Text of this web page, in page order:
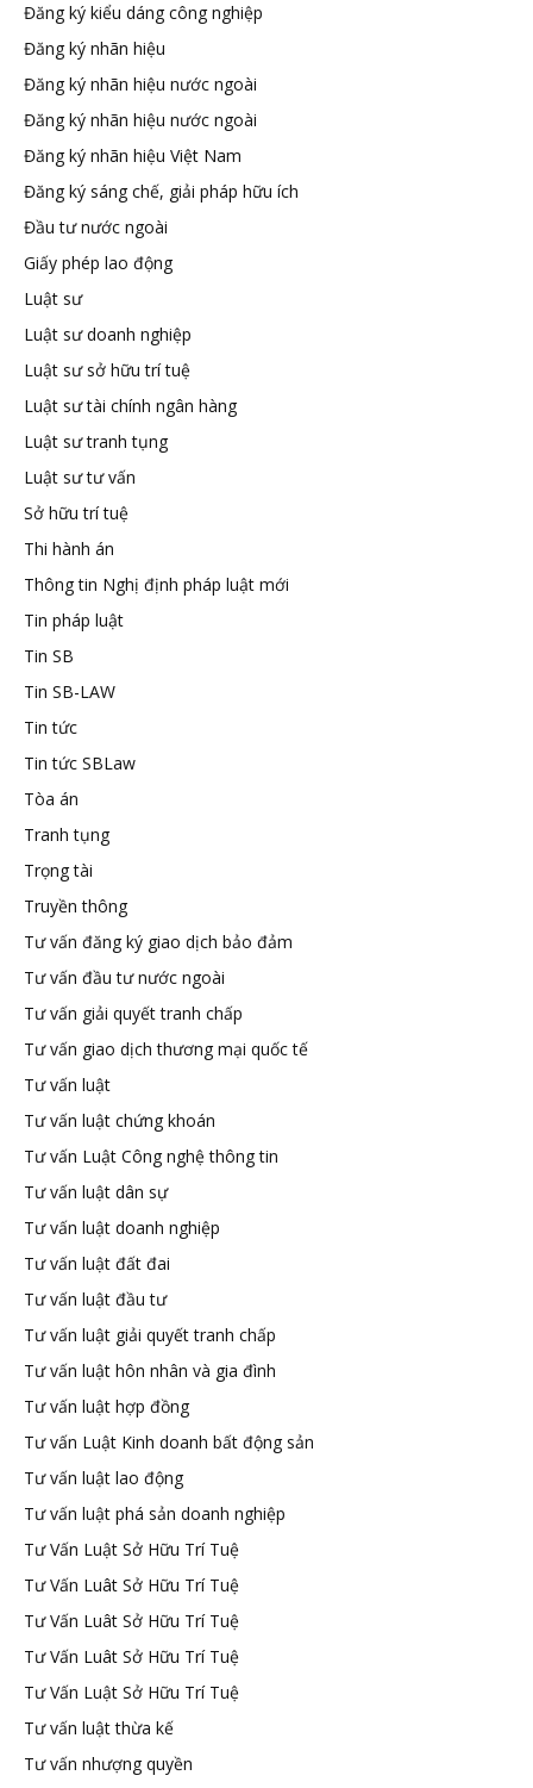
hữu
tuệ
Đăng ký kiểu dáng công nghiệp
Đăng ký nhãn hiệu
Đăng ký nhãn hiệu nước ngoài
Đăng ký nhãn hiệu nước ngoài
Đăng ký nhãn hiệu Việt Nam
Đăng ký sáng chế, giải pháp hữu ích
Đầu tư nước ngoài
Giấy phép lao động
Luật sư
Luật sư doanh nghiệp
Luật sư sở hữu trí tuệ
Luật sư tài chính ngân hàng
Luật sư tranh tụng
Luật sư tư vấn
Sở hữu trí tuệ
Thi hành án
Thông tin Nghị định pháp luật mới
Tin pháp luật
Tin SB
Tin SB-LAW
Tin tức
Tin tức SBLaw
Tòa án
Tranh tụng
Trọng tài
Truyền thông
Tư vấn đăng ký giao dịch bảo đảm
Tư vấn đầu tư nước ngoài
Tư vấn giải quyết tranh chấp
Tư vấn giao dịch thương mại quốc tế
Tư vấn luật
Tư vấn luật chứng khoán
Tư vấn Luật Công nghệ thông tin
Tư vấn luật dân sự
Tư vấn luật doanh nghiệp
Tư vấn luật đất đai
Tư vấn luật đầu tư
Tư vấn luật giải quyết tranh chấp
Tư vấn luật hôn nhân và gia đình
Tư vấn luật hợp đồng
Tư vấn Luật Kinh doanh bất động sản
Tư vấn luật lao động
Tư vấn luật phá sản doanh nghiệp
Tư Vấn Luật Sở Hữu Trí Tuệ
Tư Vấn Luât Sở Hữu Trí Tuệ
Tư Vấn Luât Sở Hữu Trí Tuệ
Tư Vấn Luât Sở Hữu Trí Tuệ
Tư Vấn Luật Sở Hữu Trí Tuệ
Tư vấn luật thừa kế
Tư vấn nhượng quyền